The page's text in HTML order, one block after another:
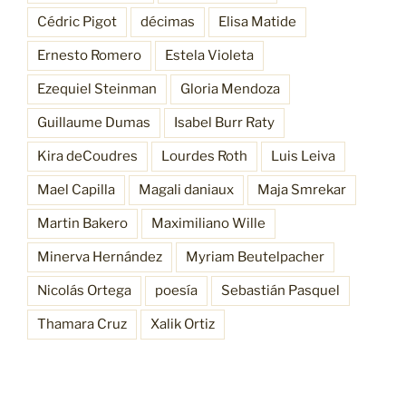
Cédric Pigot décimas Elisa Matide
Ernesto Romero Estela Violeta
Ezequiel Steinman Gloria Mendoza
Guillaume Dumas Isabel Burr Raty
Kira deCoudres Lourdes Roth Luis Leiva
Mael Capilla Magali daniaux Maja Smrekar
Martin Bakero Maximiliano Wille
Minerva Hernández Myriam Beutelpacher
Nicolás Ortega poesía Sebastián Pasquel
Thamara Cruz Xalik Ortiz